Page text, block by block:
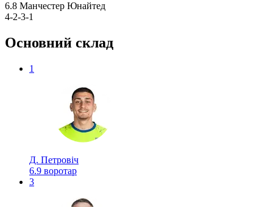
6.8 Манчестер Юнайтед
4-2-3-1
Основний склад
1
Д. Петровіч
6.9 воротар
3